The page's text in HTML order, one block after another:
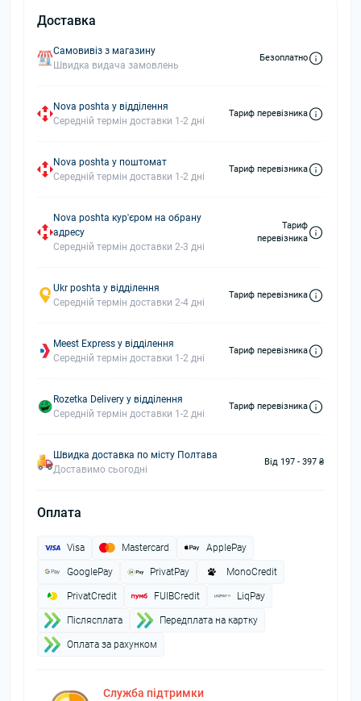
Доставка
Самовивіз з магазину
Швидка видача замовлень
Безоплатно
Nova poshta у відділення
Середній термін доставки 1-2 дні
Тариф перевізника
Nova poshta у поштомат
Середній термін доставки 1-2 дні
Тариф перевізника
Nova poshta кур'єром на обрану
адресу
Середній термін доставки 2-3 дні
Тариф
перевізника
Ukr poshta у відділення
Середній термін доставки 2-4 дні
Тариф перевізника
Meest Express у відділення
Середній термін доставки 1-2 дні
Тариф перевізника
Rozetka Delivery у відділення
Середній термін доставки 1-2 дні
Тариф перевізника
Швидка доставка по місту Полтава
Доставимо сьогодні
Від 197 - 397 ₴
Оплата
Visa Mastercard ApplePay
GooglePay PrivatPay MonoCredit
PrivatCredit FUIBCredit LiqPay
Пiслясплата Передплата на картку
Оплата за рахунком
Служба підтримки